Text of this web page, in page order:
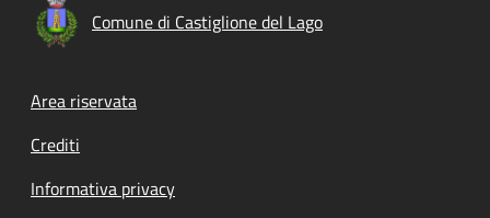
Comune di Castiglione del Lago
Footer menu
Area riservata
Crediti
Informativa privacy